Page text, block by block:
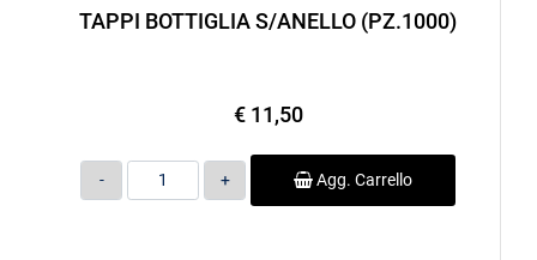
TAPPI BOTTIGLIA S/ANELLO (PZ.1000)
€ 11,50
Quantità
Agg. Carrello